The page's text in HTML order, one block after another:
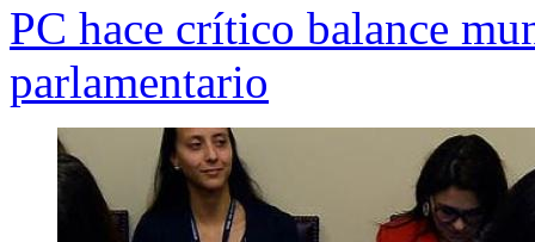
PC hace crítico balance
parlamentario